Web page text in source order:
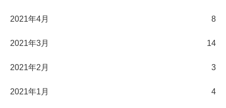
2021年4月 8
2021年3月 14
2021年2月 3
2021年1月 4